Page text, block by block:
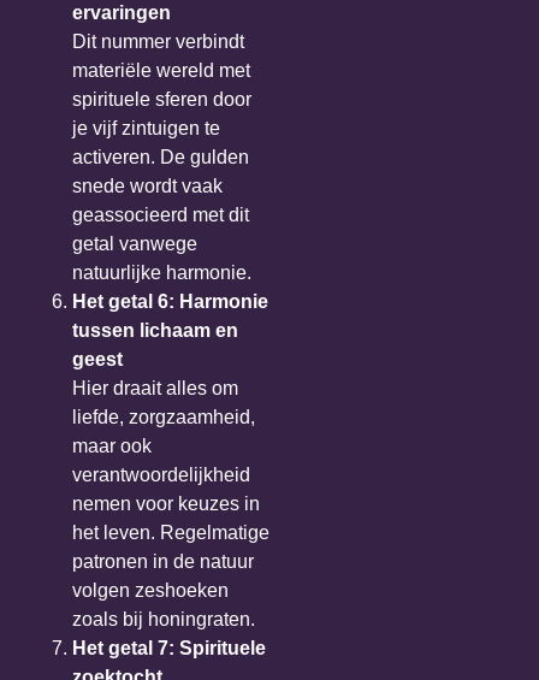
ervaringen
Dit nummer verbindt
materiële wereld met
spirituele sferen door
je vijf zintuigen te
activeren. De gulden
snede wordt vaak
geassocieerd met dit
getal vanwege
natuurlijke harmonie.
Het getal 6: Harmonie
tussen lichaam en
geest
Hier draait alles om
liefde, zorgzaamheid,
maar ook
verantwoordelijkheid
nemen voor keuzes in
het leven. Regelmatige
patronen in de natuur
volgen zeshoeken
zoals bij honingraten.
Het getal 7: Spirituele